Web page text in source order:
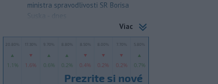
ministra spravodlivosti SR Borisa
Suska - dnes
Viac